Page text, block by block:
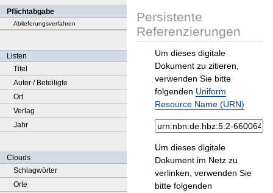
Pflichtabgabe
Ablieferungsverfahren
Listen
Titel
Autor / Beteiligte
Ort
Verlag
Jahr
Clouds
Schlagwörter
Orte
Persistente
Referenzierungen
Um dieses digitale
Dokument zu zitieren,
verwenden Sie bitte
folgenden Uniform
Resource Name (URN)
Um dieses digitale
Dokument im Netz zu
verlinken, verwenden Sie
bitte folgenden